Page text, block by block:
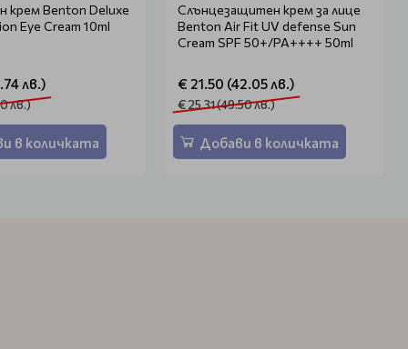
крем Benton Deluxe
Eye Cream 10ml
лв.)
лв.)
в количката
Слънцезащитен крем за лице
Benton Air Fit UV defense Sun
Cream SPF 50+/PA++++ 50ml
€ 21.50 (42.05 лв.)
€ 25.31 (49.50 лв.)
Добави в количката